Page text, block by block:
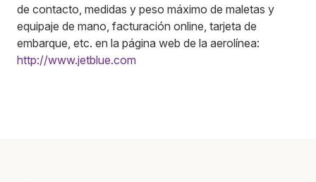
de contacto, medidas y peso máximo de maletas y
equipaje de mano, facturación online, tarjeta de
embarque, etc. en la página web de la aerolínea:
http://www.jetblue.com